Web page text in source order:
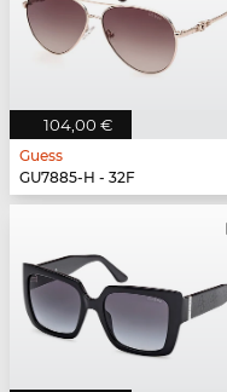
104,00 €
Guess
GU7885-H - 32F